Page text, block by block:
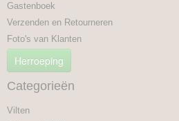
Gastenboek
Verzenden en Retourneren
Foto's van Klanten
Herroeping
Categorieën
Vilten